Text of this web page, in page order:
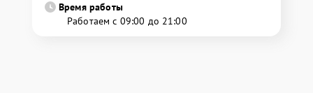
Время работы
Работаем с 09:00 до 21:00